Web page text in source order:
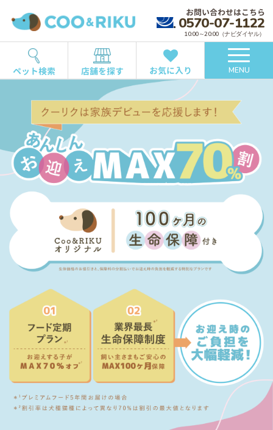
お問い合わせはこちら
0570-07-1122
10:00～20:00（ナビダイヤル）
ペット検索 店舗を探す お気に入り MENU